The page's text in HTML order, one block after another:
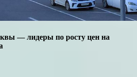
— лидеры по росту цен на